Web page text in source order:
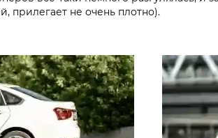
прилегает не очень плотно).